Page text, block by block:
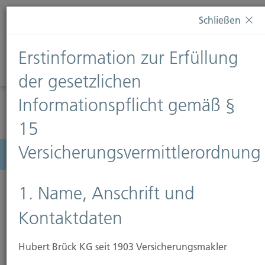
Diese Webseite verwendet Cookies. Wenn Sie weiterhin
Informationen finden Sie auf unserer SeiteDatenschutz
Diese Nachricht nicht erneut anzeigen
Menü
Glasversicherung
Schließen
Erstinformation zur Erfüllung
der gesetzlichen
Informationspflicht gemäß §
15
Versicherungsvermittlerordnung
1. Name, Anschrift und
Kontaktdaten
Hubert Brück KG seit 1903 Versicherungsmakler